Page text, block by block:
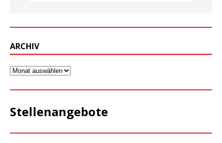
ARCHIV
Stellenangebote